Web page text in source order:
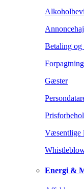
Betaling
Gæster
Væsentlige
Energi &